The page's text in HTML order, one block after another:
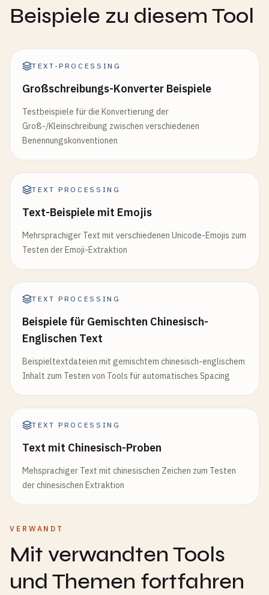
Beispiele zu diesem Tool
TEXT-PROCESSING
Großschreibungs-Konverter Beispiele
Testbeispiele für die Konvertierung der
Groß-/Kleinschreibung zwischen verschiedenen
Benennungskonventionen
TEXT PROCESSING
Text-Beispiele mit Emojis
Mehrsprachiger Text mit verschiedenen Unicode-Emojis zum
Testen der Emoji-Extraktion
TEXT PROCESSING
Beispiele für Gemischten Chinesisch-
Englischen Text
Beispieltextdateien mit gemischtem chinesisch-englischem
Inhalt zum Testen von Tools für automatisches Spacing
TEXT PROCESSING
Text mit Chinesisch-Proben
Mehsprachiger Text mit chinesischen Zeichen zum Testen
der chinesischen Extraktion
VERWANDT
Mit verwandten Tools
und Themen fortfahren